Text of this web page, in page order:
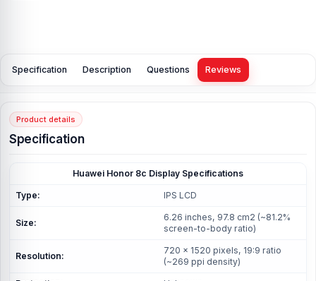
Specification Description Questions Reviews
Product details
Specification
Huawei Honor 8c Display Specifications
Type: IPS LCD
Size:
6.26 inches, 97.8 cm2 (~81.2%
screen-to-body ratio)
Resolution:
720 x 1520 pixels, 19:9 ratio
(~269 ppi density)